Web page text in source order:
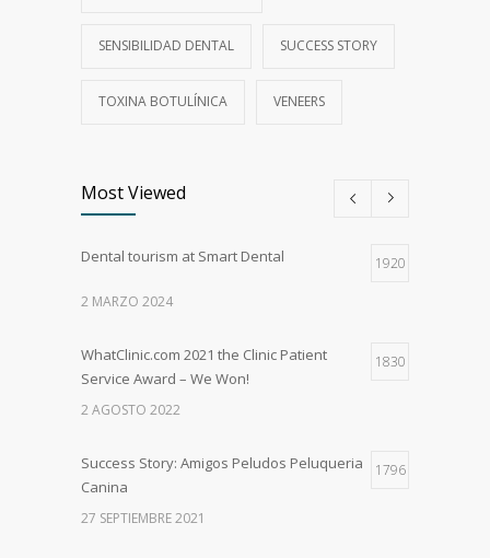
SENSIBILIDAD DENTAL SUCCESS STORY
TOXINA BOTULÍNICA VENEERS
Most Viewed
Dental tourism at Smart Dental 1920
2 MARZO 2024
WhatClinic.com 2021 the Clinic Patient
Service Award – We Won!
1830
2 AGOSTO 2022
Success Story: Amigos Peludos Peluqueria
Canina
1796
27 SEPTIEMBRE 2021